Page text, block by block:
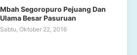
Mbah Segoropuro Pejuang Dan
Ulama Besar Pasuruan
Sabtu, Oktober 22, 2016